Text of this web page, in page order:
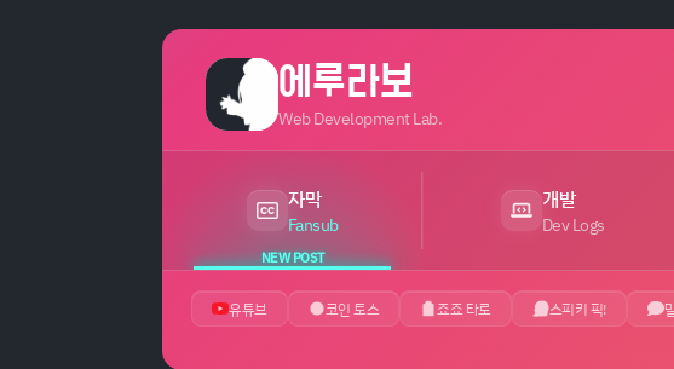
에루라보
Web Development Lab.
자막
Fansub
NEW POST
최근 24시간 내 새 게시글 있음
개발
Dev Logs
유튜브 코인 토스 죠죠 타로 스피키 픽!